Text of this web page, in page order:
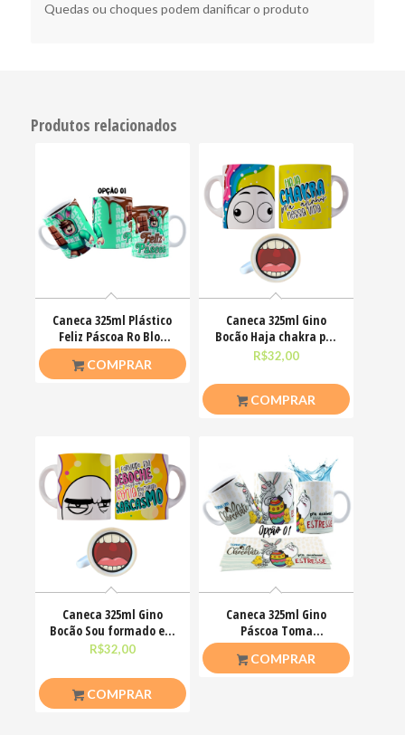
Quedas ou choques podem danificar o produto
Produtos relacionados
Caneca 325ml Plástico
Feliz Páscoa Ro Blox
Bloquinhos
COMPRAR
Caneca 325ml Gino
Bocão Haja chakra pra
alinha nessa vida
R$32,00
COMPRAR
Caneca 325ml Gino
Bocão Sou formado em
deboche com mestrado
R$32,00
COMPRAR
Caneca 325ml Gino
Páscoa Toma
chocolate pra acalmar
esse teu estresse
COMPRAR